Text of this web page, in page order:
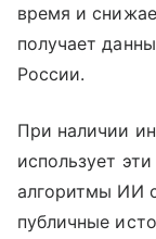
время и
получает
России.
При наличии
использует
алгоритмы ИИ
публичные